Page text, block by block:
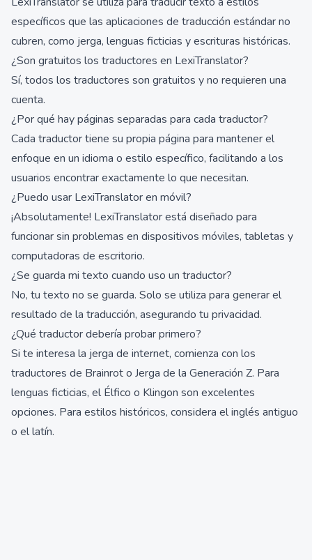
específicos que las aplicaciones de traducción estándar no
cubren, como jerga, lenguas ficticias y escrituras históricas.
¿Son gratuitos los traductores en LexiTranslator?
Sí, todos los traductores son gratuitos y no requieren una
cuenta.
¿Por qué hay páginas separadas para cada traductor?
Cada traductor tiene su propia página para mantener el
enfoque en un idioma o estilo específico, facilitando a los
usuarios encontrar exactamente lo que necesitan.
¿Puedo usar LexiTranslator en móvil?
¡Absolutamente! LexiTranslator está diseñado para
funcionar sin problemas en dispositivos móviles, tabletas y
computadoras de escritorio.
¿Se guarda mi texto cuando uso un traductor?
No, tu texto no se guarda. Solo se utiliza para generar el
resultado de la traducción, asegurando tu privacidad.
¿Qué traductor debería probar primero?
Si te interesa la jerga de internet, comienza con los
traductores de Brainrot o Jerga de la Generación Z. Para
lenguas ficticias, el Élfico o Klingon son excelentes
opciones. Para estilos históricos, considera el inglés antiguo
o el latín.